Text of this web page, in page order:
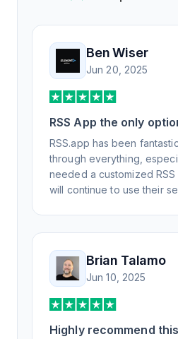
Ben Wiser
Jun 20, 2025
RSS App the only
generation
RSS.app has been
through everything,
needed a customized
will continue to use their
Brian Talamo
Jun 10, 2025
Highly recommend this